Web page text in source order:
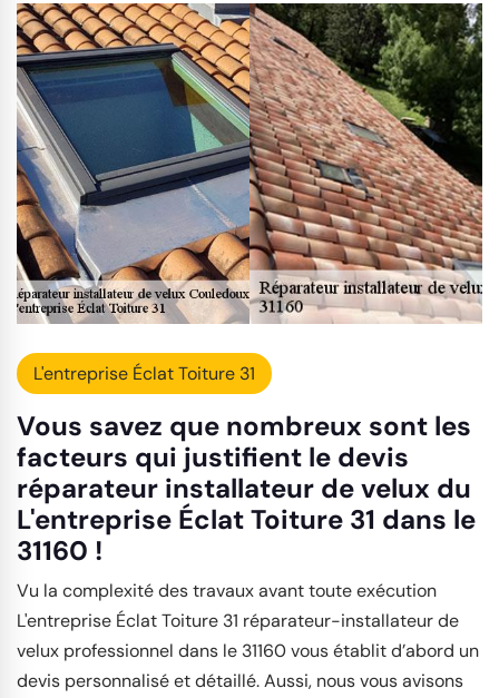
L'entreprise Éclat Toiture 31
Vous savez que nombreux sont les
facteurs qui justifient le devis
réparateur installateur de velux du
L'entreprise Éclat Toiture 31 dans le
31160 !
Vu la complexité des travaux avant toute exécution
L'entreprise Éclat Toiture 31 réparateur-installateur de
velux professionnel dans le 31160 vous établit d’abord un
devis personnalisé et détaillé. Aussi, nous vous avisons